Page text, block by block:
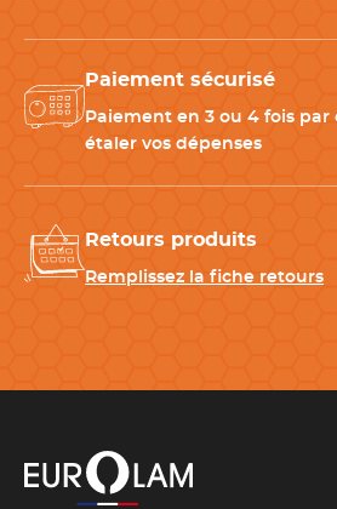
Télécharger la fiche produit
Paiement sécurisé
Paiement en 3 ou 4 fois
étaler vos dépenses
Retours produits
Remplissez la fiche retours